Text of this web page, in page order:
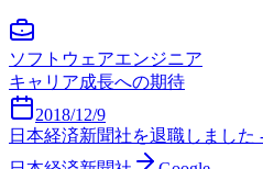
ソフトウェアエンジニア
キャリア成長への期待
2018/12/9
日本経済新聞社を退職しました